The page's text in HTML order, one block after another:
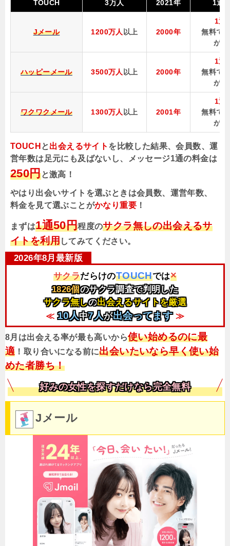
TOUCH 3万人 2021年 1通
Jメール 1200万人 以上 2000年
1通
無料で
が使
ハッピーメール 3500万人 以上 2000年
1通
無料で
が使
ワクワクメール 1300万人 以上 2001年
1通
無料で
が使
TOUCH と出会えるサイト を比較した結果、会員数、運
営年数は足元にも及ばないし、メッセージ1通の料金は
250円と激高！
やはり出会いサイトを選ぶときは会員数、運営年数、
料金を見て選ぶことがかなり重要 ！
まずは1通50円程度のサクラ無しの出会えるサ
イトを利用してみてください。
サクラだらけのTOUCHでは×
1826個のサクラ調査で判明した
サクラ無しの出会えるサイトを厳選
≪ 10人中7人が出会ってます ≫
8月は出会える率が最も高いから使い始めるのに最
適 ！取り合いになる前に出会いたいなら早く使い始
めた者勝ち！
好みの女性を探すだけなら完全無料
Jメール